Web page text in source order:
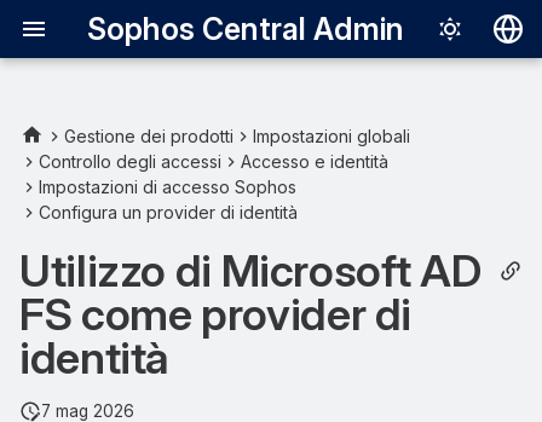
Sophos Central Admin
Italiano
Requisiti
URL dei metadati di
Microsoft AD FS
Aggiunta di Sophos Central
come attendibilità del
componente in Microsoft AD
FS
Gestione dei prodotti
Impostazioni globali
Controllo degli accessi
Accesso e identità
Impostazioni di accesso Sophos
Configura un provider di identità
Utilizzo di Microsoft AD
FS come provider di
identità
7 mag 2026